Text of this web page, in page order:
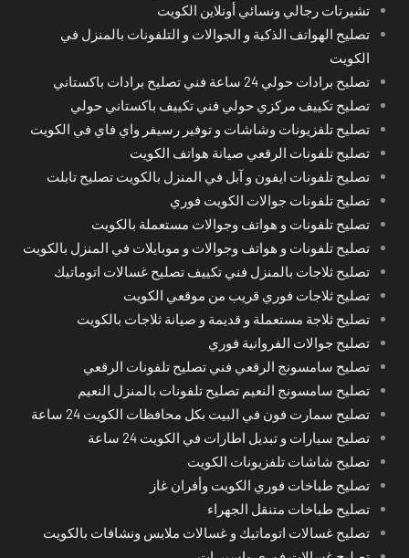
تشيرتات رجالي ونسائي أونلاين الكويت
تصليح الهواتف الذكية و الجوالات و التلفونات بالمنزل في
الكويت
تصليح برادات حولي 24 ساعة فني تصليح برادات باكستاني
تصليح تكييف مركزي حولي فني تكييف باكستاني حولي
تصليح تلفزيونات وشاشات و توفير رسيفر واي فاي في الكويت
تصليح تلفونات الرقعي صيانة هواتف الكويت
تصليح تلفونات ايفون و آبل في المنزل بالكويت تصليح تابلت
تصليح تلفونات جوالات الكويت فوري
تصليح تلفونات و هواتف وجوالات مستعملة بالكويت
تصليح تلفونات و هواتف وجوالات و موبايلات في المنزل بالكويت
تصليح ثلاجات بالمنزل فني تكييف تصليح غسالات اتوماتيك
تصليح ثلاجات فوري قريب من موقعي الكويت
تصليح ثلاجة مستعملة و قديمة و صيانة ثلاجات بالكويت
تصليح جوالات الفروانية فوري
تصليح سامسونج الرقعي فني تصليح تلفونات الرقعي
تصليح سامسونج النعيم تصليح تلفونات بالمنزل النعيم
تصليح سمارت فون في البيت بكل محافظات الكويت 24 ساعة
تصليح سيارات و تبديل اطارات في الكويت 24 ساعة
تصليح شاشات تلفزيونات الكويت
تصليح طباخات فوري الكويت وأفران غاز
تصليح طباخات متنقل الجهراء
تصليح غسالات اتوماتيك و غسالات ملابس ونشافات بالكويت